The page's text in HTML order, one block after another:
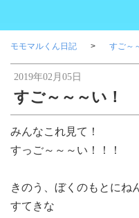
モモマルくん日記 すご～
2019年02月05日
すご～～～い！
みんなこれ見て！
すっご～～～い！！！
きのう、ぼくのもとにね
すてきな